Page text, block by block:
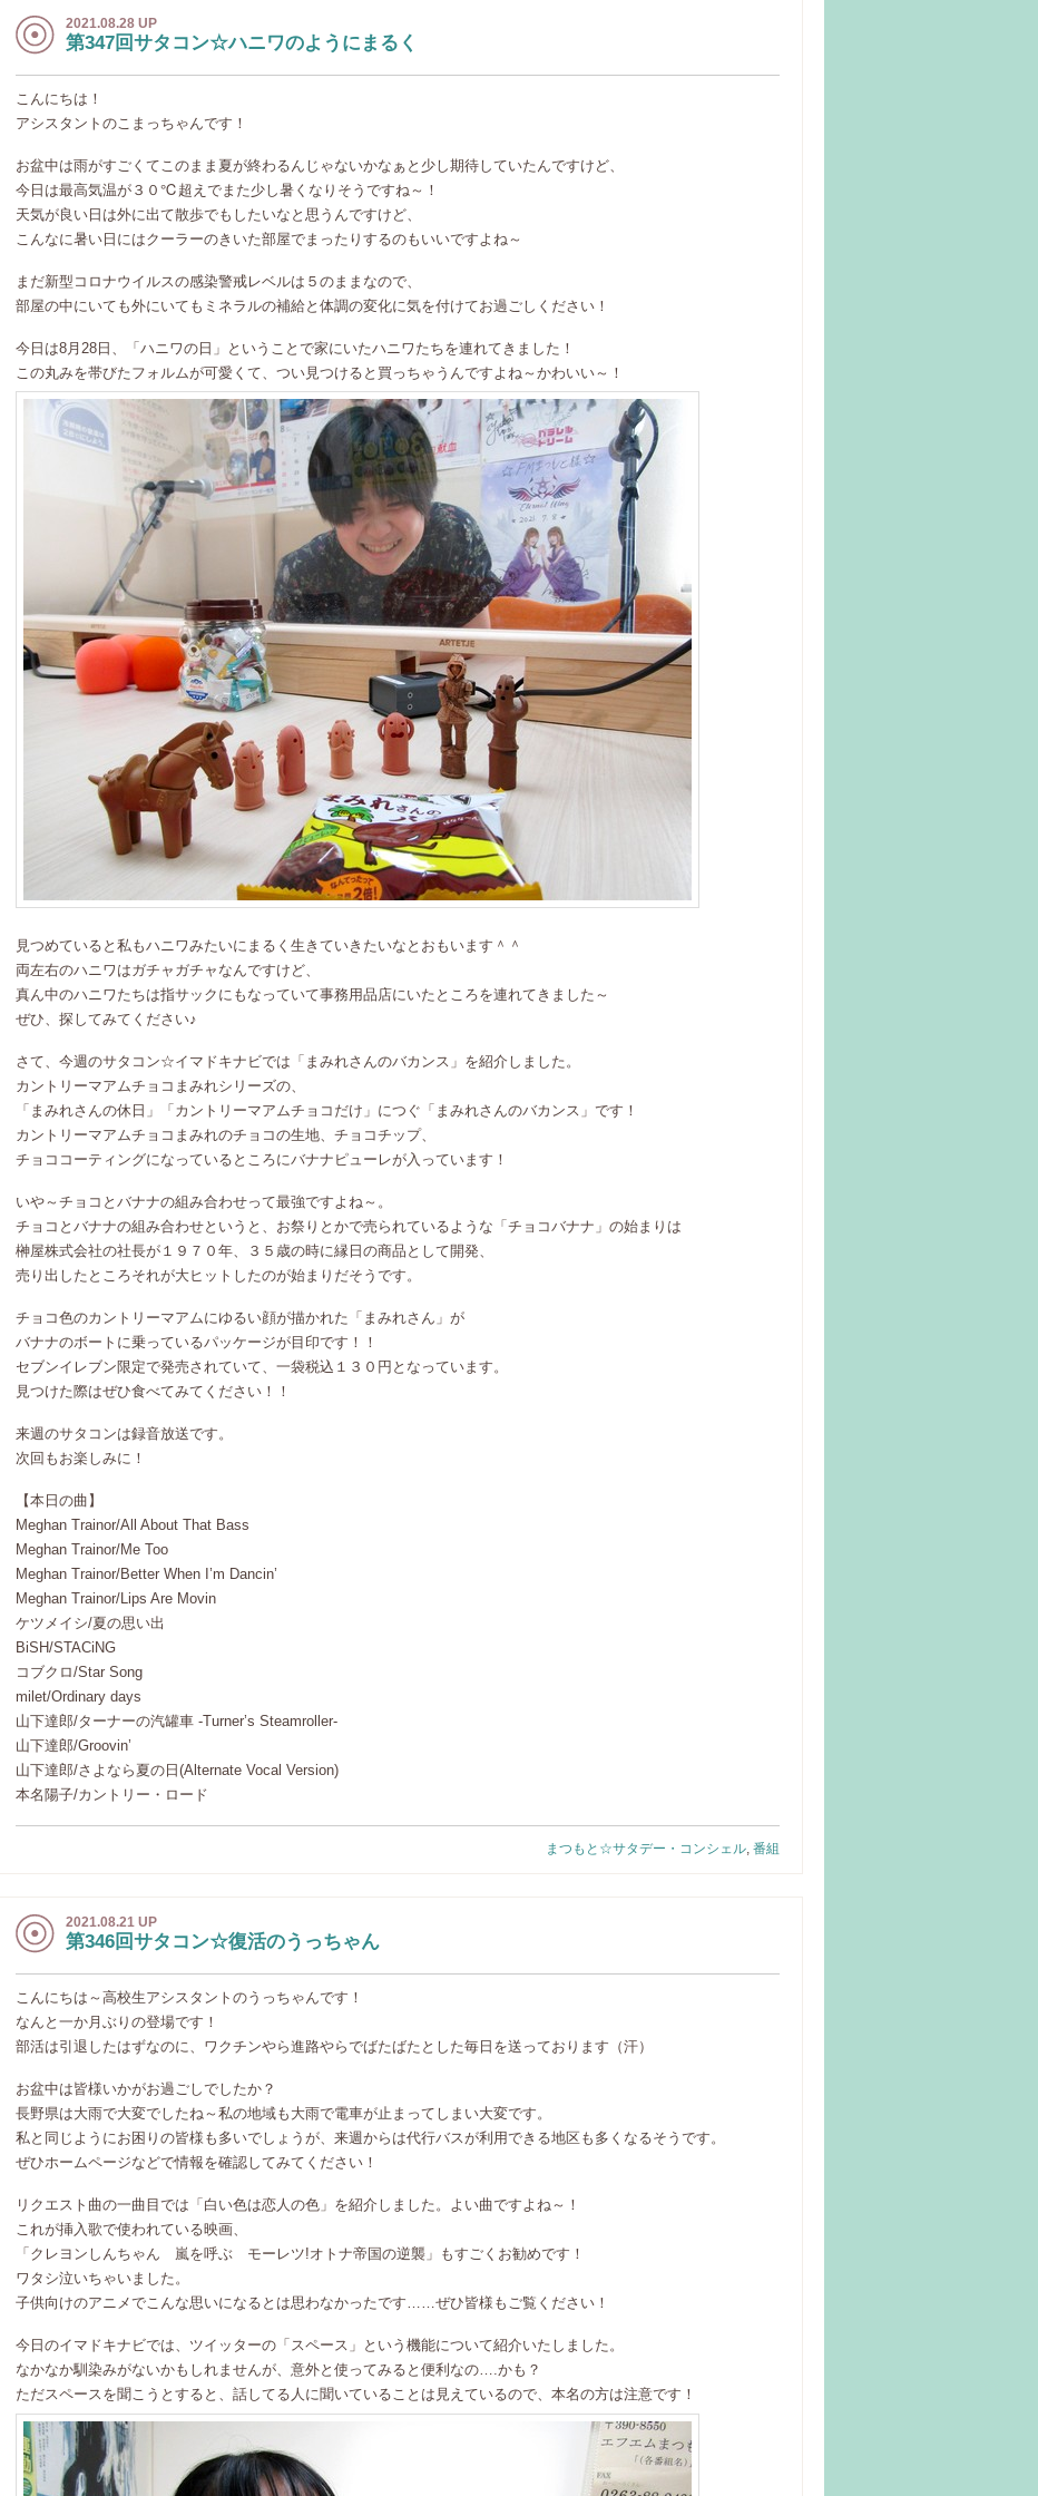
2021.08.28 UP
第347回サタコン☆ハニワのようにまるく
こんにちは！
アシスタントのこまっちゃんです！
お盆中は雨がすごくてこのまま夏が終わるんじゃないかなぁと少し期待していたんですけど、
今日は最高気温が３０℃超えでまた少し暑くなりそうですね～！
天気が良い日は外に出て散歩でもしたいなと思うんですけど、
こんなに暑い日にはクーラーのきいた部屋でまったりするのもいいですよね～
まだ新型コロナウイルスの感染警戒レベルは５のままなので、
部屋の中にいても外にいてもミネラルの補給と体調の変化に気を付けてお過ごしください！
今日は8月28日、「ハニワの日」ということで家にいたハニワたちを連れてきました！
この丸みを帯びたフォルムが可愛くて、つい見つけると買っちゃうんですよね～かわいい～！
見つめていると私もハニワみたいにまるく生きていきたいなとおもいます＾＾
両左右のハニワはガチャガチャなんですけど、
真ん中のハニワたちは指サックにもなっていて事務用品店にいたところを連れてきました～
ぜひ、探してみてください♪
さて、今週のサタコン☆イマドキナビでは「まみれさんのバカンス」を紹介しました。
カントリーマアムチョコまみれシリーズの、
「まみれさんの休日」「カントリーマアムチョコだけ」につぐ「まみれさんのバカンス」です！
カントリーマアムチョコまみれのチョコの生地、チョコチップ、
チョココーティングになっているところにバナナピューレが入っています！
いや～チョコとバナナの組み合わせって最強ですよね～。
チョコとバナナの組み合わせというと、お祭りとかで売られているような「チョコバナナ」の始まりは
榊屋株式会社の社長が１９７０年、３５歳の時に縁日の商品として開発、
売り出したところそれが大ヒットしたのが始まりだそうです。
チョコ色のカントリーマアムにゆるい顔が描かれた「まみれさん」が
バナナのボートに乗っているパッケージが目印です！！
セブンイレブン限定で発売されていて、一袋税込１３０円となっています。
見つけた際はぜひ食べてみてください！！
来週のサタコンは録音放送です。
次回もお楽しみに！
【本日の曲】
Meghan Trainor/All About That Bass
Meghan Trainor/Me Too
Meghan Trainor/Better When I’m Dancin’
Meghan Trainor/Lips Are Movin
ケツメイシ/夏の思い出
BiSH/STACiNG
コブクロ/Star Song
milet/Ordinary days
山下達郎/ターナーの汽罐車 -Turner’s Steamroller-
山下達郎/Groovin’
山下達郎/さよなら夏の日(Alternate Vocal Version)
本名陽子/カントリー・ロード
まつもと☆サタデー・コンシェル, 番組
2021.08.21 UP
第346回サタコン☆復活のうっちゃん
こんにちは～高校生アシスタントのうっちゃんです！
なんと一か月ぶりの登場です！
部活は引退したはずなのに、ワクチンやら進路やらでばたばたとした毎日を送っております（汗）
お盆中は皆様いかがお過ごしでしたか？
長野県は大雨で大変でしたね～私の地域も大雨で電車が止まってしまい大変です。
私と同じようにお困りの皆様も多いでしょうが、来週からは代行バスが利用できる地区も多くなるそうです。
ぜひホームページなどで情報を確認してみてください！
リクエスト曲の一曲目では「白い色は恋人の色」を紹介しました。よい曲ですよね～！
これが挿入歌で使われている映画、
「クレヨンしんちゃん 嵐を呼ぶ モーレツ!オトナ帝国の逆襲」もすごくお勧めです！
ワタシ泣いちゃいました。
子供向けのアニメでこんな思いになるとは思わなかったです……ぜひ皆様もご覧ください！
今日のイマドキナビでは、ツイッターの「スペース」という機能について紹介いたしました。
なかなか馴染みがないかもしれませんが、意外と使ってみると便利なの….かも？
ただスペースを聞こうとすると、話してる人に聞いていることは見えているので、本名の方は注意です！